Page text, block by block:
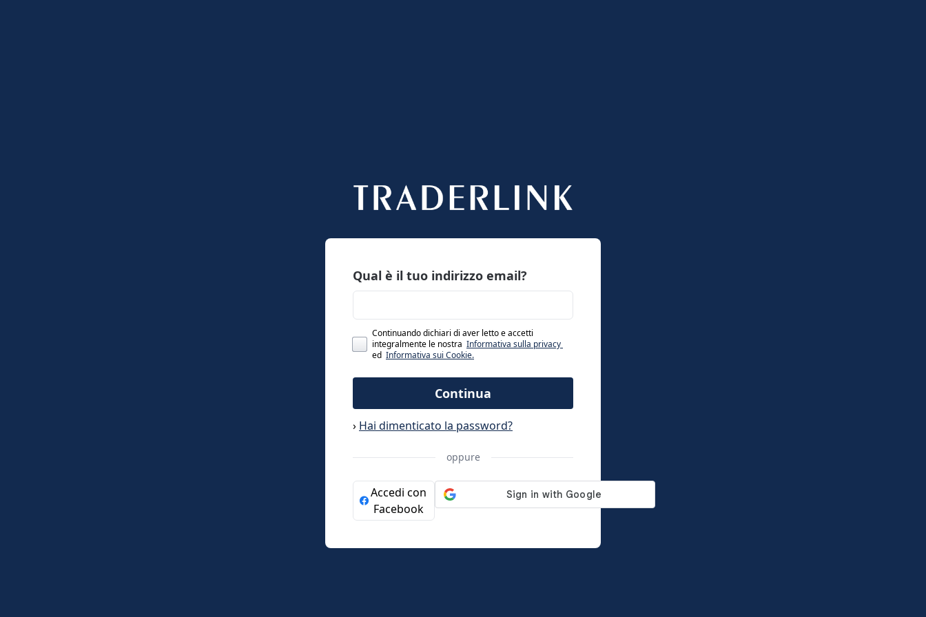
Qual è il tuo indirizzo email?
Continuando dichiari di aver letto e accetti
integralmente le nostra Informativa sulla privacy
ed Informativa sui Cookie.
Continua
› Hai dimenticato la password?
oppure
Accedi con
Facebook